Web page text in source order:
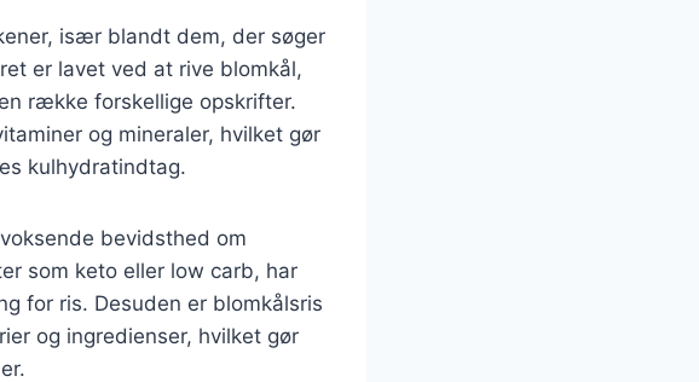
især blandt dem, der søger
er lavet ved at rive blomkål,
række forskellige opskrifter.
og mineraler, hvilket gør
kulhydratindtag.
bevidsthed om
som keto eller low carb, har
for ris. Desuden er blomkålsris
og ingredienser, hvilket gør